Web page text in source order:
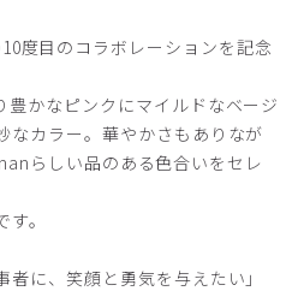
は綿混合なので肌にもやさし
るため洗濯でシワになりにくい
変化に応じて、買っています！
Herman スクラブパンツ/チ
度目のコラボレーションを記念
豊かなピンクにマイルドなベージ
なカラー。華やかさもありなが
らしい品のある色合いをセレ
。
者に、笑顔と勇気を与えたい」